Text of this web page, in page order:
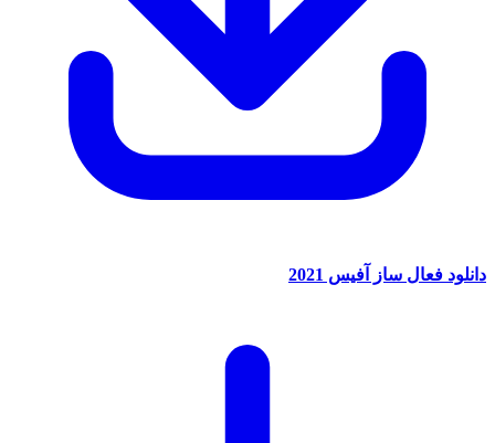
دانلود فعال ساز آفیس 2021